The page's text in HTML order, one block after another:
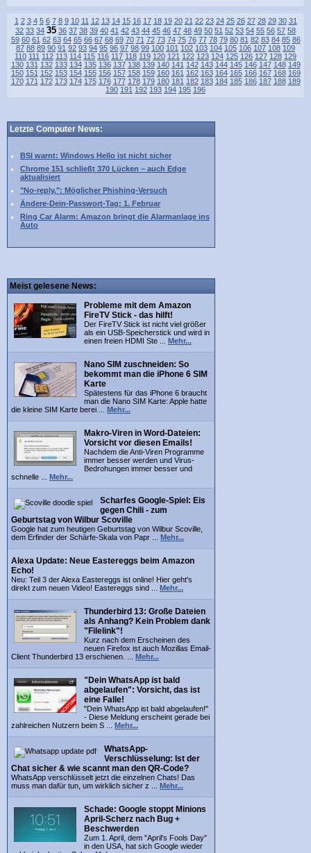
1 2 3 4 5 6 7 8 9 10 11 12 13 14 15 16 17 18 19 20 21 22 23 24 25 26 27 28 29 30 31
32 33 34 35 36 37 38 39 40 41 42 43 44 45 46 47 48 49 50 51 52 53 54 55 56 57 58
59 60 61 62 63 64 65 66 67 68 69 70 71 72 73 74 75 76 77 78 79 80 81 82 83 84 85 86
87 88 89 90 91 92 93 94 95 96 97 98 99 100 101 102 103 104 105 106 107 108 109
110 111 112 113 114 115 116 117 118 119 120 121 122 123 124 125 126 127 128 129
130 131 132 133 134 135 136 137 138 139 140 141 142 143 144 145 146 147 148 149
150 151 152 153 154 155 156 157 158 159 160 161 162 163 164 165 166 167 168 169
170 171 172 173 174 175 176 177 178 179 180 181 182 183 184 185 186 187 188 189
190 191 192 193 194 195 196
Letzte Computer News:
BSI warnt: Windows Hello ist nicht sicher
Chrome 151 schließt 370 Lücken – auch Edge
aktualisiert
"No-reply.": Möglicher Phishing-Versuch
Ändere-Dein-Passwort-Tag: 1. Februar
Ring Car Alarm: Amazon bringt die Alarmanlage ins
Auto
Meist gelesene News:
Probleme mit dem Amazon
FireTV Stick - das hilft!
Der FireTV Stick ist nicht viel größer
als ein USB-Speicherstick und wird in
einen freien HDMI Ste ... Mehr...
Nano SIM zuschneiden: So
bekommt man die iPhone 6 SIM
Karte
Spätestens für das iPhone 6 braucht
man die Nano SIM Karte: Apple hatte
die kleine SIM Karte berei ... Mehr...
Makro-Viren in Word-Dateien:
Vorsicht vor diesen Emails!
Nachdem die Anti-Viren Programme
immer besser werden und Virus-
Bedrohungen immer besser und
schnelle ... Mehr...
Scharfes Google-Spiel: Eis
gegen Chili - zum
Geburtstag von Wilbur Scoville
Google hat zum heutigen Geburtstag von Wilbur Scoville,
dem Erfinder der Schärfe-Skala von Papr ... Mehr...
Alexa Update: Neue Eastereggs beim Amazon
Echo!
Neu: Teil 3 der Alexa Eastereggs ist online! Hier geht's
direkt zum neuen Video! Eastereggs sind ... Mehr...
Thunderbird 13: Große Dateien
als Anhang? Kein Problem dank
"Filelink"!
Kurz nach dem Erscheinen des
neuen Firefox ist auch Mozillas Email-
Client Thunderbird 13 erschienen. ... Mehr...
"Dein WhatsApp ist bald
abgelaufen": Vorsicht, das ist
eine Falle!
"Dein WhatsApp ist bald abgelaufen!"
- Diese Meldung erscheint gerade bei
zahlreichen Nutzern beim S ... Mehr...
WhatsApp-
Verschlüsselung: Ist der
Chat sicher & wie scannt man den QR-Code?
WhatsApp verschlüsselt jetzt die einzelnen Chats! Das
muss man dafür tun, um wirklich sicher z ... Mehr...
Schade: Google stoppt Minions
April-Scherz nach Bug +
Beschwerden
Zum 1. April, dem "April's Fools Day"
in den USA, hat sich Google wieder